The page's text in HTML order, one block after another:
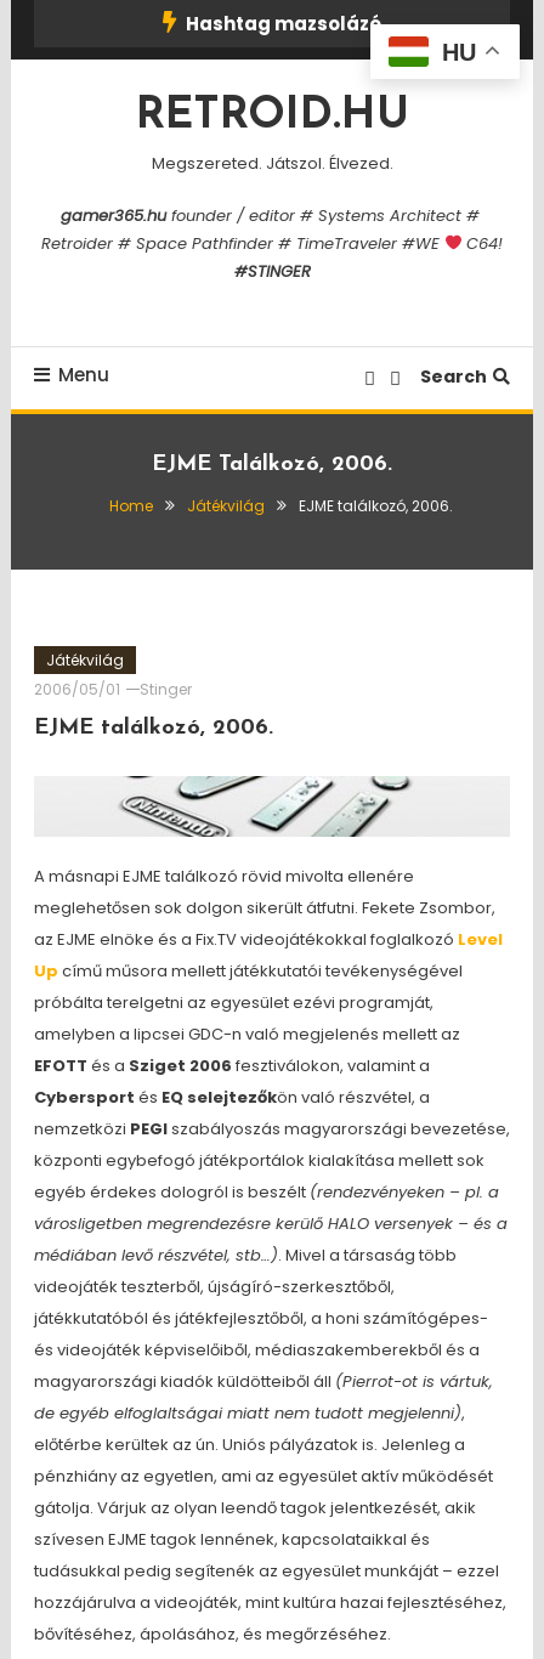
Hashtag mazsolázó
RETROID.HU
Megszereted. Játszol. Élvezed.
gamer365.hufounder / editor # Systems Architect #
Retroider # Space Pathfinder # TimeTraveler #WE
C64!
#STINGER
Menu Search
EJME Találkozó, 2006.
Home Játékvilág EJME találkozó, 2006.
Játékvilág
2006/05/01
Stinger
EJME találkozó, 2006.
A másnapi EJME találkozó rövid mivolta ellenére
meglehetősen sok dolgon sikerült átfutni. Fekete Zsombor,
az EJME elnöke és a Fix.TV videojátékokkal foglalkozó Level
Up című műsora mellett játékkutatói tevékenységével
próbálta terelgetni az egyesület ezévi programját,
amelyben a lipcsei GDC-n való megjelenés mellett az
EFOTT és a Sziget 2006 fesztiválokon, valamint a
Cybersport és EQ selejtezőkön való részvétel, a
nemzetközi PEGIszabályoszás magyarországi bevezetése,
központi egybefogó játékportálok kialakítása mellett sok
egyéb érdekes dologról is beszélt (rendezvényeken – pl. a
városligetben megrendezésre kerülő HALO versenyek – és a
médiában levő részvétel, stb…). Mivel a társaság több
videojáték teszterből, újságíró-szerkesztőből,
játékkutatóból és játékfejlesztőből, a honi számítógépes-
és videojáték képviselőiből, médiaszakemberekből és a
magyarországi kiadók küldötteiből áll (Pierrot-ot is vártuk,
de egyéb elfoglaltságai miatt nem tudott megjelenni),
előtérbe kerültek az ún. Uniós pályázatok is. Jelenleg a
pénzhiány az egyetlen, ami az egyesület aktív működését
gátolja. Várjuk az olyan leendő tagok jelentkezését, akik
szívesen EJME tagok lennének, kapcsolataikkal és
tudásukkal pedig segítenék az egyesület munkáját – ezzel
hozzájárulva a videojáték, mint kultúra hazai fejlesztéséhez,
bővítéséhez, ápolásához, és megőrzéséhez.
HU